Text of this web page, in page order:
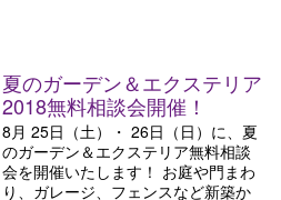
夏のガーデン＆エクステリア
2018無料相談会開催！
8月 25日（土）・ 26日（日）に、夏
のガーデン＆エクステリア無料相談
会を開催いたします！ お庭や門まわ
り、ガレージ、フェンスなど新築か